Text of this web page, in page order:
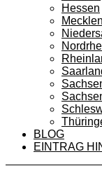
Hessen
BLOG
EINTRAG